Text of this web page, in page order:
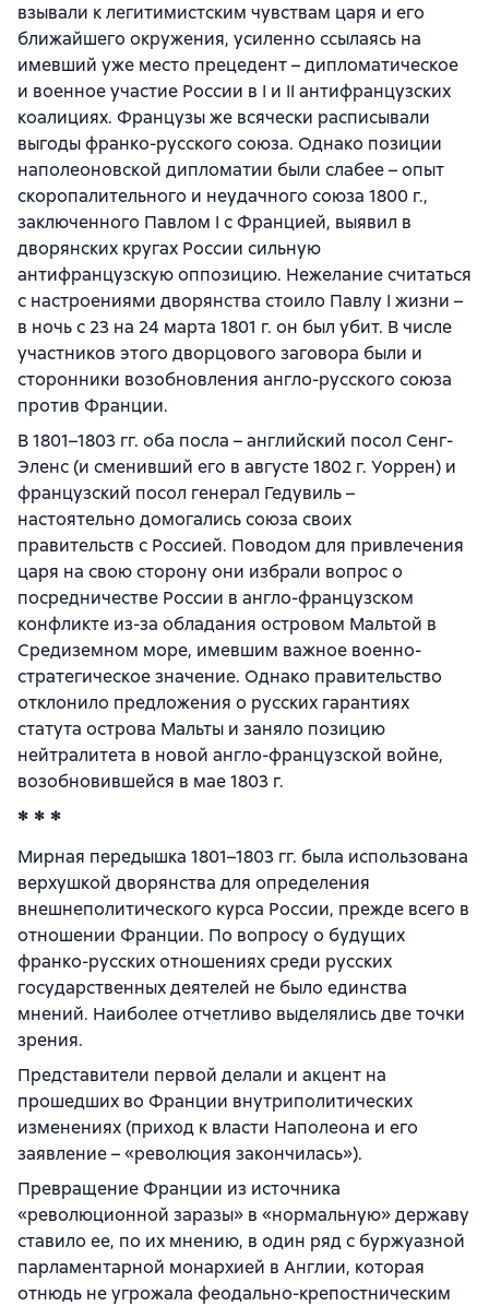
взывали к легитимистским чувствам царя и его
ближайшего окружения, усиленно ссылаясь на
имевший уже место прецедент – дипломатическое
и военное участие России в I и II антифранцузских
коалициях. Французы же всячески расписывали
выгоды франко-русского союза. Однако позиции
наполеоновской дипломатии были слабее – опыт
скоропалительного и неудачного союза 1800 г.,
заключенного Павлом I с Францией, выявил в
дворянских кругах России сильную
антифранцузскую оппозицию. Нежелание считаться
с настроениями дворянства стоило Павлу I жизни –
в ночь с 23 на 24 марта 1801 г. он был убит. В числе
участников этого дворцового заговора были и
сторонники возобновления англо-русского союза
против Франции.
В 1801–1803 гг. оба посла – английский посол Сенг-
Эленс (и сменивший его в августе 1802 г. Уоррен) и
французский посол генерал Гедувиль –
настоятельно домогались союза своих
правительств с Россией. Поводом для привлечения
царя на свою сторону они избрали вопрос о
посредничестве России в англо-французском
конфликте из-за обладания островом Мальтой в
Средиземном море, имевшим важное военно-
стратегическое значение. Однако правительство
отклонило предложения о русских гарантиях
статута острова Мальты и заняло позицию
нейтралитета в новой англо-французской войне,
возобновившейся в мае 1803 г.
* * *
Мирная передышка 1801–1803 гг. была использована
верхушкой дворянства для определения
внешнеполитического курса России, прежде всего в
отношении Франции. По вопросу о будущих
франко-русских отношениях среди русских
государственных деятелей не было единства
мнений. Наиболее отчетливо выделялись две точки
зрения.
Представители первой делали и акцент на
прошедших во Франции внутриполитических
изменениях (приход к власти Наполеона и его
заявление – «революция закончилась»).
Превращение Франции из источника
«революционной заразы» в «нормальную» державу
ставило ее, по их мнению, в один ряд с буржуазной
парламентарной монархией в Англии, которая
отнюдь не угрожала феодально-крепостническим